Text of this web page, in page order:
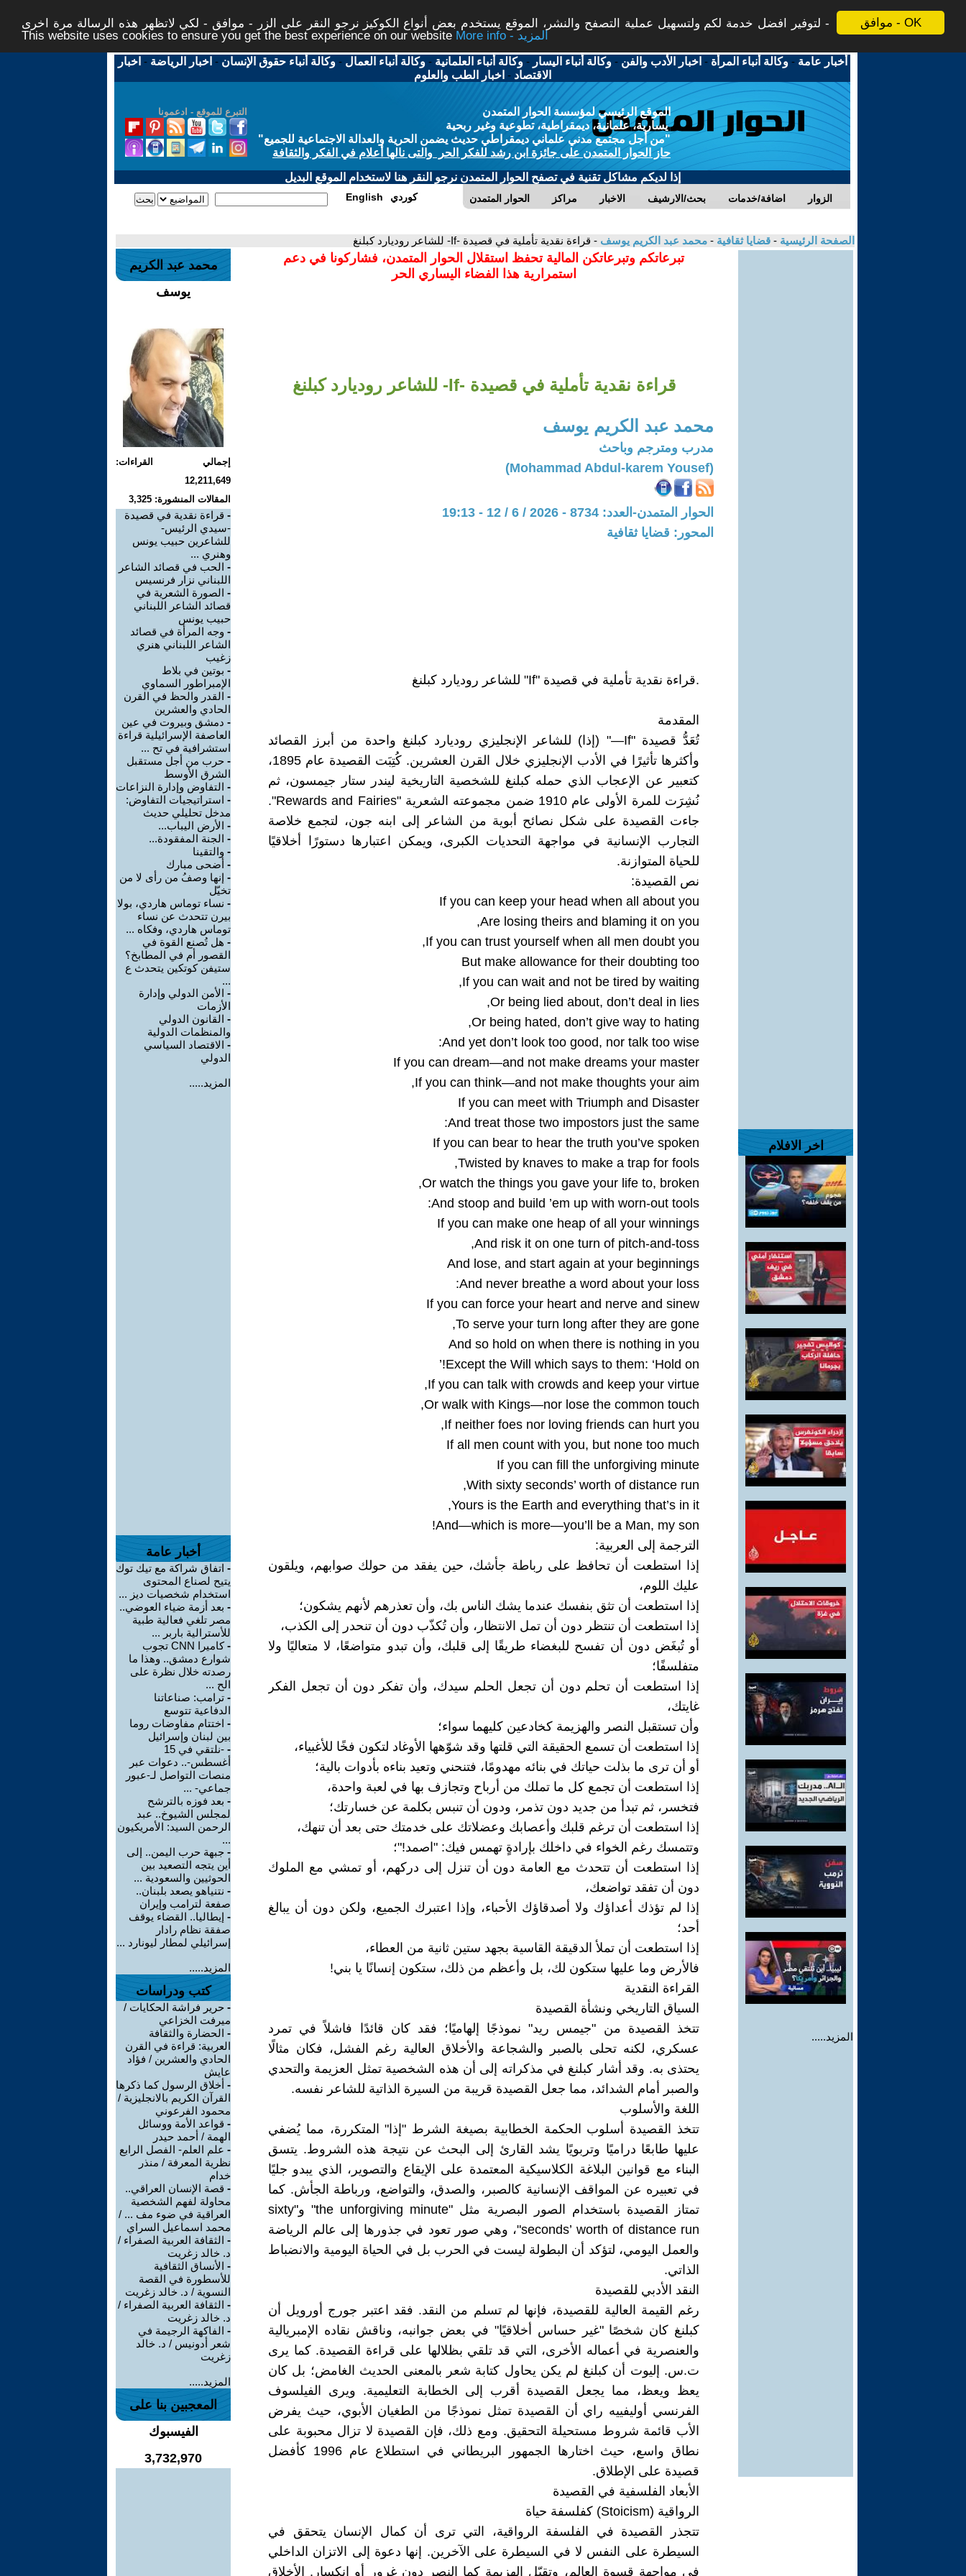
موافق - OK
لتوفير افضل خدمة لكم ولتسهيل عملية التصفح والنشر، الموقع يستخدم بعض أنواع الكوكيز نرجو النقر على الزر - موافق - لكي لاتظهر هذه الرسالة مرة اخرى -
This website uses cookies to ensure you get the best experience on our website
More info - المزيد
أخبار عامة -وكالة أنباء المرأة - اخبار الأدب والفن -وكالة أنباء اليسار -وكالة أنباء العلمانية -وكالة أنباء العمال -وكالة أنباء حقوق الإنسان - اخبار الرياضة - اخبار
الاقتصاد - اخبار الطب والعلوم
التبرع للموقع - ادعمونا
الموقع الرئيسي لمؤسسة الحوار المتمدن
يسارية، علمانية، ديمقراطية، تطوعية وغير ربحية
"من أجل مجتمع مدني علماني ديمقراطي حديث يضمن الحرية والعدالة الاجتماعية للجميع"
حاز الحوار المتمدن على جائزة ابن رشد للفكر الحر والتى نالها أعلام في الفكر والثقافة
إذا لديكم مشاكل تقنية في تصفح الحوار المتمدن نرجو النقر هنا لاستخدام الموقع البديل
الحوار المتمدن مراكز الاخبار بحث/الارشيف اضافة/خدمات الزوار English كوردي
الصفحة الرئيسية - قضايا ثقافية - محمد عبد الكريم يوسف - قراءة نقدية تأملية في قصيدة -If- للشاعر روديارد كبلنغ
اخر الافلام
المزيد.....
تبرعاتكم وتبرعاتكن المالية تحفظ استقلال الحوار المتمدن، فشاركونا في دعم
استمرارية هذا الفضاء اليساري الحر
قراءة نقدية تأملية في قصيدة -If- للشاعر روديارد كبلنغ
محمد عبد الكريم يوسف
مدرب ومترجم وباحث
(Mohammad Abdul-karem Yousef)
الحوار المتمدن-العدد: 8734 - 2026 / 6 / 12 - 19:13
المحور: قضايا ثقافية
.قراءة نقدية تأملية في قصيدة "If" للشاعر روديارد كبلنغ
المقدمة
تُعَدُّ قصيدة "If—" (إذا) للشاعر الإنجليزي روديارد كبلنغ واحدة من أبرز القصائد
وأكثرها تأثيرًا في الأدب الإنجليزي خلال القرن العشرين. كُتِبَت القصيدة عام 1895،
كتعبير عن الإعجاب الذي حمله كبلنغ للشخصية التاريخية ليندر ستار جيمسون، ثم
نُشِرَت للمرة الأولى عام 1910 ضمن مجموعته الشعرية "Rewards and Fairies".
جاءت القصيدة على شكل نصائح أبوية من الشاعر إلى ابنه جون، لتجمع خلاصة
التجارب الإنسانية في مواجهة التحديات الكبرى، ويمكن اعتبارها دستورًا أخلاقيًا
للحياة المتوازنة.
نص القصيدة:
If you can keep your head when all about you
Are losing theirs and blaming it on you,
If you can trust yourself when all men doubt you,
But make allowance for their doubting too
If you can wait and not be tired by waiting,
Or being lied about, don’t deal in lies,
Or being hated, don’t give way to hating,
And yet don’t look too good, nor talk too wise:
If you can dream—and not make dreams your master
If you can think—and not make thoughts your aim,
If you can meet with Triumph and Disaster
And treat those two impostors just the same:
If you can bear to hear the truth you’ve spoken
Twisted by knaves to make a trap for fools,
Or watch the things you gave your life to, broken,
And stoop and build ’em up with worn-out tools:
If you can make one heap of all your winnings
And risk it on one turn of pitch-and-toss,
And lose, and start again at your beginnings
And never breathe a word about your loss:
If you can force your heart and nerve and sinew
To serve your turn long after they are gone,
And so hold on when there is nothing in you
Except the Will which says to them: ‘Hold on!’
If you can talk with crowds and keep your virtue,
Or walk with Kings—nor lose the common touch,
If neither foes nor loving friends can hurt you,
If all men count with you, but none too much
If you can fill the unforgiving minute
With sixty seconds’ worth of distance run,
Yours is the Earth and everything that’s in it,
And—which is more—you’ll be a Man, my son!
الترجمة إلى العربية:
إذا استطعت أن تحافظ على رباطة جأشك، حين يفقد من حولك صوابهم، ويلقون
عليك اللوم،
إذا استطعت أن تثق بنفسك عندما يشك الناس بك، وأن تعذرهم لأنهم يشكون؛
إذا استطعت أن تنتظر دون أن تمل الانتظار، وأن تُكذّب دون أن تنحدر إلى الكذب،
أو تُبغَض دون أن تفسح للبغضاء طريقًا إلى قلبك، وأن تبدو متواضعًا، لا متعاليًا ولا
متفلسفًا؛
إذا استطعت أن تحلم دون أن تجعل الحلم سيدك، وأن تفكر دون أن تجعل الفكر
غايتك،
وأن تستقبل النصر والهزيمة كخادعين كليهما سواء؛
إذا استطعت أن تسمع الحقيقة التي قلتها وقد شوّهها الأوغاد لتكون فخًا للأغبياء،
أو أن ترى ما بذلت حياتك في بنائه مهدومًا، فتنحني وتعيد بناءه بأدوات بالية؛
إذا استطعت أن تجمع كل ما تملك من أرباح وتجازف بها في لعبة واحدة،
فتخسر، ثم تبدأ من جديد دون تذمر، ودون أن تنبس بكلمة عن خسارتك؛
إذا استطعت أن ترغم قلبك وأعصابك وعضلاتك على خدمتك حتى بعد أن تنهك،
وتتمسك رغم الخواء في داخلك بإرادةٍ تهمس فيك: "اصمد!"؛
إذا استطعت أن تتحدث مع العامة دون أن تنزل إلى دركهم، أو تمشي مع الملوك
دون أن تفقد تواضعك،
إذا لم تؤذك أعداؤك ولا أصدقاؤك الأحباء، وإذا اعتبرك الجميع، ولكن دون أن يبالغ
أحد؛
إذا استطعت أن تملأ الدقيقة القاسية بجهد ستين ثانية من العطاء،
فالأرض وما عليها ستكون لك، بل وأعظم من ذلك، ستكون إنسانًا يا بني!
القراءة النقدية
السياق التاريخي ونشأة القصيدة
تتخذ القصيدة من "جيمس ريد" نموذجًا إلهاميًا؛ فقد كان قائدًا فاشلاً في تمرد
عسكري، لكنه تحلى بالصبر والشجاعة والأخلاق العالية رغم الفشل، فكان مثالًا
يحتذى به. وقد أشار كبلنغ في مذكراته إلى أن هذه الشخصية تمثل العزيمة والتحدي
والصبر أمام الشدائد، مما جعل القصيدة قريبة من السيرة الذاتية للشاعر نفسه.
اللغة والأسلوب
تتخذ القصيدة أسلوب الحكمة الخطابية بصيغة الشرط "إذا" المتكررة، مما يُضفي
عليها طابعًا دراميًا وتربويًا يشد القارئ إلى البحث عن نتيجة هذه الشروط. يتسق
البناء مع قوانين البلاغة الكلاسيكية المعتمدة على الإيقاع والتصوير، الذي يبدو جليًا
في تعبيره عن المواقف الإنسانية كالصبر، والصدق، والتواضع، ورباطة الجأش. كما
تمتاز القصيدة باستخدام الصور البصرية مثل "the unforgiving minute" و"sixty
seconds’ worth of distance run"، وهي صور تعود في جذورها إلى عالم الرياضة
والعمل اليومي، لتؤكد أن البطولة ليست في الحرب بل في الحياة اليومية والانضباط
الذاتي.
النقد الأدبي للقصيدة
رغم القيمة العالية للقصيدة، فإنها لم تسلم من النقد. فقد اعتبر جورج أورويل أن
كبلنغ كان شخصًا "غير حساس أخلاقيًا" في بعض جوانبه، وناقش نقاده الإمبريالية
والعنصرية في أعماله الأخرى، التي قد تلقي بظلالها على قراءة القصيدة. كما يرى
ت.س. إليوت أن كبلنغ لم يكن يحاول كتابة شعر بالمعنى الحديث الغامض؛ بل كان
يعظ ويعظ، مما يجعل القصيدة أقرب إلى الخطابة التعليمية. ويرى الفيلسوف
الفرنسي أوليفييه راي أن القصيدة تمثل نموذجًا من الطغيان الأبوي، حيث يفرض
الأب قائمة شروط مستحيلة التحقيق. ومع ذلك، فإن القصيدة لا تزال محبوبة على
نطاق واسع، حيث اختارها الجمهور البريطاني في استطلاع عام 1996 كأفضل
قصيدة على الإطلاق.
الأبعاد الفلسفية في القصيدة
الرواقية (Stoicism) كفلسفة حياة
تتجذر القصيدة في الفلسفة الرواقية، التي ترى أن كمال الإنسان يتحقق في
السيطرة على النفس لا في السيطرة على الآخرين. إنها دعوة إلى الاتزان الداخلي
في مواجهة قسوة العالم، وتقبّل الهزيمة كما النصر دون غرور أو انكسار. الأخلاق
محمد عبد الكريم
يوسف
إجمالي القراءات:
12,211,649
المقالات المنشورة: 3,325
- قراءة نقدية في قصيدة
-سيدي الرئيس-
للشاعرين حبيب يونس
وهنري ...
- الحب في قصائد الشاعر
اللبناني نزار فرنسيس
- الصورة الشعرية في
قصائد الشاعر اللبناني
حبيب يونس
- وجه المرأة في قصائد
الشاعر اللبناني هنري
زغيب
- بوتين في بلاط
الإمبراطور السماوي
- القدر والحظ في القرن
الحادي والعشرين
- دمشق وبيروت في عين
العاصفة الإسرائيلية قراءة
استشرافية في تح ...
- حرب من أجل مستقبل
الشرق الأوسط
- التفاوض وإدارة النزاعات
- استراتيجيات التفاوض:
مدخل تحليلي حديث
- الأرض اليباب...
- الجنة المفقودة...
- والتقينا
- أضحى مبارك
- إنها وصفُ من رأى لا من
تخيّل
- نساء توماس هاردي، بولا
بيرن تتحدث عن نساء
توماس هاردي، وفكاه ...
- هل تُصنع القوة في
القصور أم في المطابخ؟
ستيفن كوتكين يتحدث ع
...
- ‏الأمن الدولي وإدارة
الأزمات
- القانون الدولي
والمنظمات الدولية
- ‏الاقتصاد السياسي
الدولي ‏
المزيد.....
أخبار عامة
- اتفاق شراكة مع تيك توك
يتيح لصناع المحتوى
استخدام شخصيات ديز ...
- بعد أزمة ضياء العوضي..
مصر تلغي فعالية طبية
للأسترالية باربر ...
-
كاميرا CNN تجوب
شوارع دمشق.. وهذا ما
رصدته خلال نظرة على
الح ...
- ترامب: صناعاتنا
الدفاعية تتوسع
- اختتام مفاوضات روما
بين لبنان وإسرائيل
-
-نلتقي في 15
أغسطس-.. دعوات عبر
منصات التواصل لـ-عبور
جماعي- ...
- بعد فوزه بالترشح
لمجلس الشيوخ.. عبد
الرحمن السيد: الأمريكيون
...
- جبهة حرب اليمن.. إلى
أين يتجه التصعيد بين
الحوثيين والسعودية ...
- نتنياهو يصعد بلبنان..
صفعة لترامب وإيران
- إيطاليا.. القضاء يوقف
صفقة نظام رادار
إسرائيلي لمطار ليونارد ...
المزيد.....
كتب ودراسات
- حرير فراشة الحكايات /
ميرفت الخزاعي
- الحضارة والثقافة
العربية: قراءة في القرن
الحادي والعشرين / فؤاد
عايش
- أخلاق الرسول كما ذكرها
القرآن الكريم بالانجليزية /
محمود الفرعوني
- قواعد الأمة ووسائل
الهمة / أحمد حيدر
- علم العلم- الفصل الرابع
نظرية المعرفة / منذر
خدام
- قصة الإنسان العراقي..
محاولة لفهم الشخصية
العراقية في ضوء مف ... /
محمد اسماعيل السراي
- الثقافة العربية الصفراء /
د. خالد زغريت
- الأنساق الثقافية
للأسطورة في القصة
النسوية / د. خالد زغريت
- الثقافة العربية الصفراء /
د. خالد زغريت
- الفاكهة الرجيمة في
شعر أدونيس / د. خالد
زغريت
المزيد.....
المعجبين بنا على
الفيسبوك
3,732,970